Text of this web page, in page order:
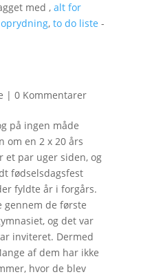
med , alt for
oprydning, to do liste -
| 0 Kommentarer
på ingen måde
en 2 x 20 års
et par uger siden, og
fødselsdagsfest
fyldte år i forgårs.
gennem de første
og det var
inviteret. Dermed
af dem har ikke
hvor de blev